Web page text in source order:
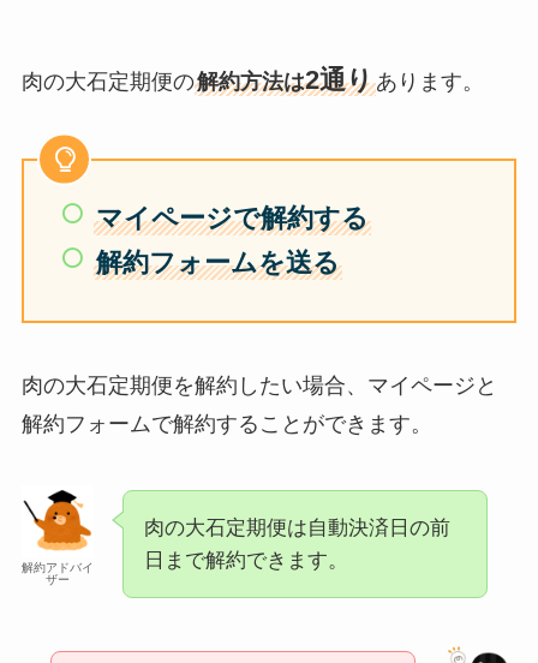
肉の大石定期便の解約方法は2通りあります。
マイページで解約する
解約フォームを送る
肉の大石定期便を解約したい場合、マイページと
解約フォームで解約することができます。
解約アドバイ
ザー
肉の大石定期便は自動決済日の前
日まで解約できます。